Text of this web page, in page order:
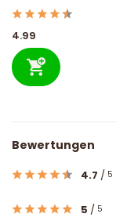
4.99
Bewertungen
4.7 / 5
5 / 5